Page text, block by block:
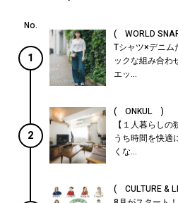
1
( WORLD
Tシャツ×デニム
ックな組み合わ
エッ...
2
( ONKUL )
【１人暮らしの
うち時間を快適
くな...
( CULTURE &